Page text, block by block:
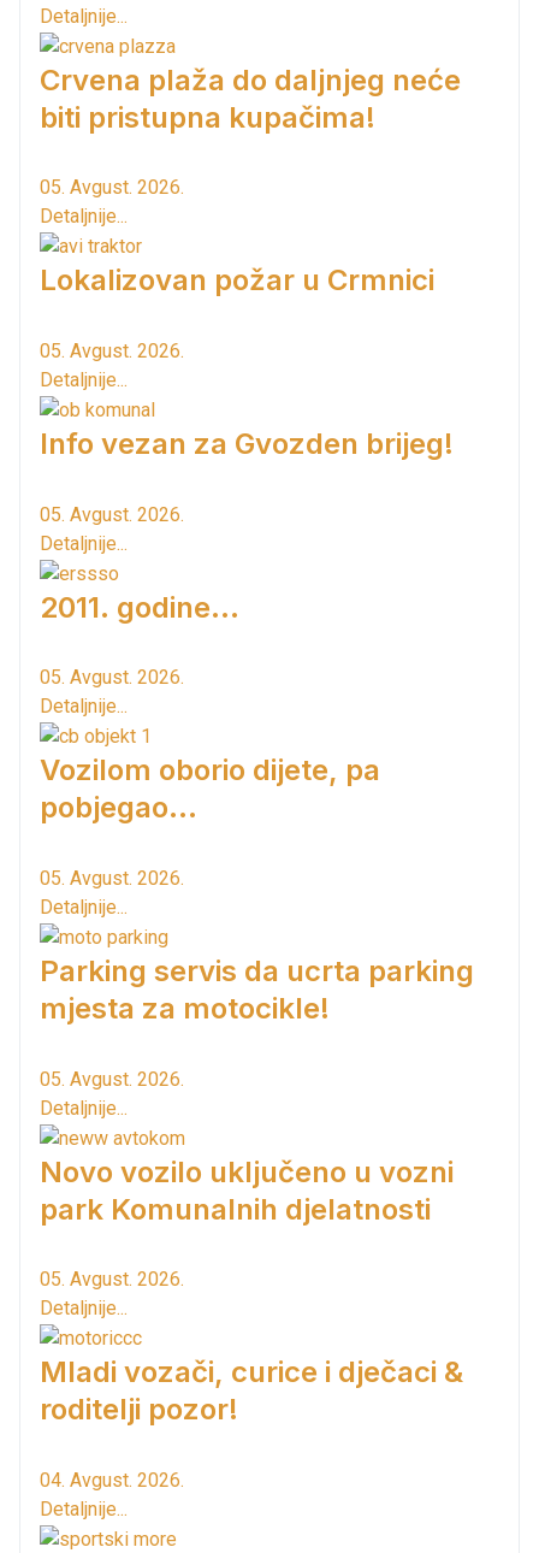
Detaljnije...
Crvena plaža do daljnjeg neće
biti pristupna kupačima!
05. Avgust. 2026.
Detaljnije...
Lokalizovan požar u Crmnici
05. Avgust. 2026.
Detaljnije...
Info vezan za Gvozden brijeg!
05. Avgust. 2026.
Detaljnije...
2011. godine...
05. Avgust. 2026.
Detaljnije...
Vozilom oborio dijete, pa
pobjegao...
05. Avgust. 2026.
Detaljnije...
Parking servis da ucrta parking
mjesta za motocikle!
05. Avgust. 2026.
Detaljnije...
Novo vozilo uključeno u vozni
park Komunalnih djelatnosti
05. Avgust. 2026.
Detaljnije...
Mladi vozači, curice i dječaci &
roditelji pozor!
04. Avgust. 2026.
Detaljnije...